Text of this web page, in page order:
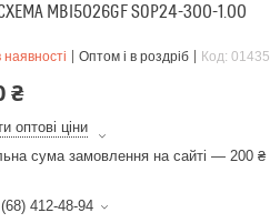
MBI5026GF SOP24-300-1.00
Оптом і в роздріб Код: 01435
₴
оптові ціни
сума замовлення на сайті — 200 ₴
412-48-94